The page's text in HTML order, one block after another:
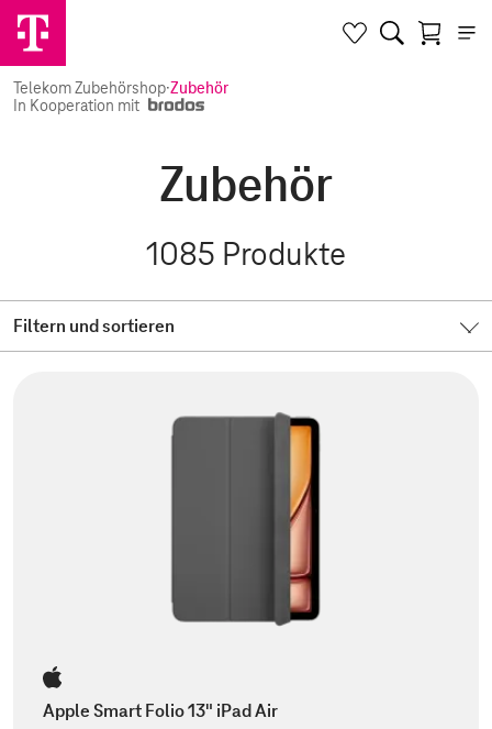
Telekom Zubehörshop·Zubehör
In Kooperation mit
Zubehör
1085 Produkte
Filtern und sortieren
Apple Smart Folio 13" iPad Air